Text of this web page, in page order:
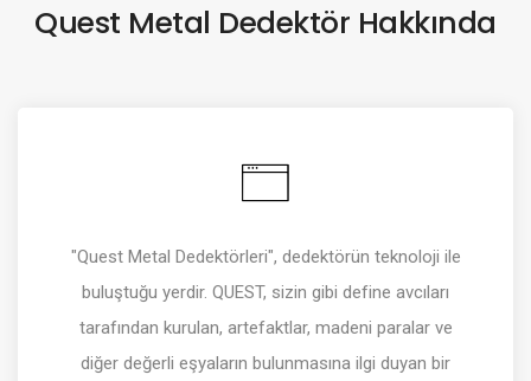
Quest Metal Dedektör Hakkında
"Quest Metal Dedektörleri", dedektörün teknoloji ile
buluştuğu yerdir. QUEST, sizin gibi define avcıları
tarafından kurulan, artefaktlar, madeni paralar ve
diğer değerli eşyaların bulunmasına ilgi duyan bir